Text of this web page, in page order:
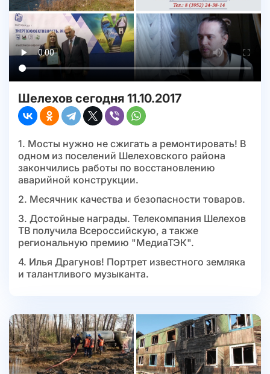
Шелехов сегодня 11.10.2017
1. Мосты нужно не сжигать а ремонтировать! В
одном из поселений Шелеховского района
закончились работы по восстановлению
аварийной конструкции.
2. Месячник качества и безопасности товаров.
3. Достойные награды. Телекомпания Шелехов
ТВ получила Всероссийскую, а также
региональную премию "МедиаТЭК".
4. Илья Драгунов! Портрет известного земляка
и талантливого музыканта.